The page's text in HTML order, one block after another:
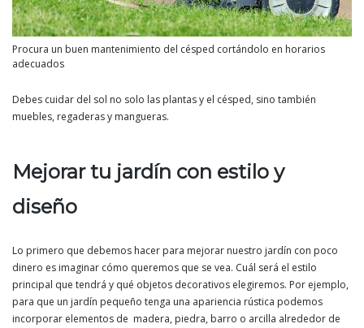
Procura un buen mantenimiento del césped cortándolo en horarios
adecuados
Debes cuidar del sol no solo las plantas y el césped, sino también
muebles, regaderas y mangueras.
Mejorar tu jardín con estilo y
diseño
Lo primero que debemos hacer para mejorar nuestro jardín con poco
dinero es imaginar cómo queremos que se vea. Cuál será el estilo
principal que tendrá y qué objetos decorativos elegiremos. Por ejemplo,
para que un jardín pequeño tenga una apariencia rústica podemos
incorporar elementos de madera, piedra, barro o arcilla alrededor de